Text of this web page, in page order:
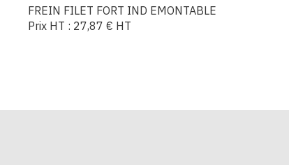
FREIN FILET FORT IND EMONTABLE
Prix HT : 27,87 € HT